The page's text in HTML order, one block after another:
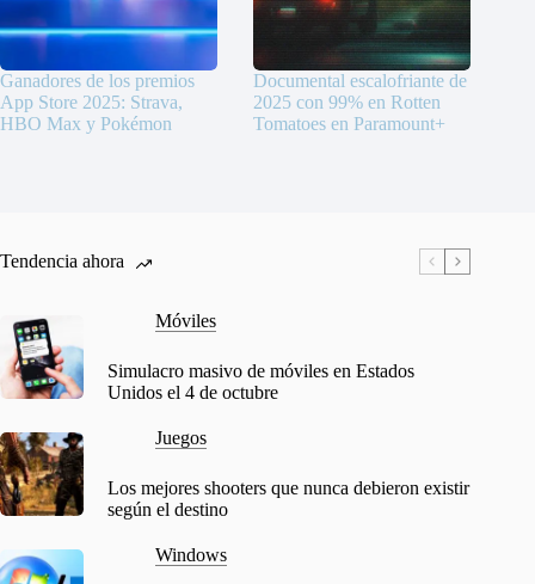
Ganadores de los premios
App Store 2025: Strava,
HBO Max y Pokémon
Documental escalofriante de
2025 con 99% en Rotten
Tomatoes en Paramount+
Tendencia ahora
Móviles
Simulacro masivo de móviles en Estados
Unidos el 4 de octubre
Juegos
Los mejores shooters que nunca debieron existir
según el destino
Windows